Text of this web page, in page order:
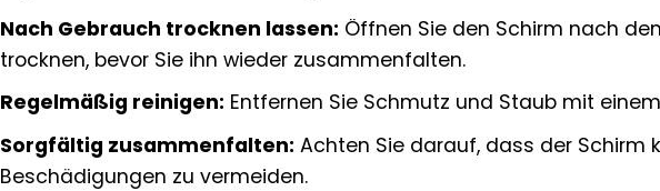
Nach Gebrauch trocknen lassen: Öffnen Sie den Schirm nach
trocknen, bevor Sie ihn wieder zusammenfalten.
Regelmäßig reinigen: Entfernen Sie Schmutz und Staub mit
Sorgfältig zusammenfalten: Achten Sie darauf, dass der
Beschädigungen zu vermeiden.